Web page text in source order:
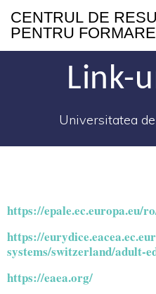
CENTRUL DE
PENTRU FORMARE
Link-
Universitatea
https://epale.ec.europa.eu/
https://
systems/switzerland/adult-
https://eaea.org/